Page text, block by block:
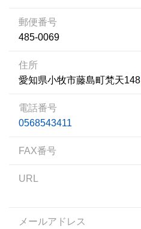
郵便番号
485-0069
住所
愛知県小牧市藤島町梵天148
電話番号
0568543411
FAX番号
URL
メールアドレス